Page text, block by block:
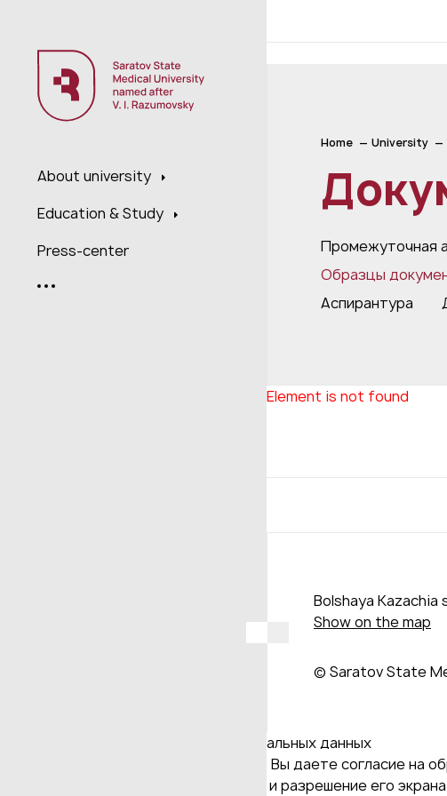
About university
Education & Study
Press-center
Home University
Промежуточная
Образцы
Аспирантура
Element is not found
Bolshaya Kazachia
Show on the map
© Saratov State
Даю согласие на обработку персональных данных
Продолжая использовать наш сайт, Вы даете согласие на
и версия Браузера; тип устройства и разрешение его